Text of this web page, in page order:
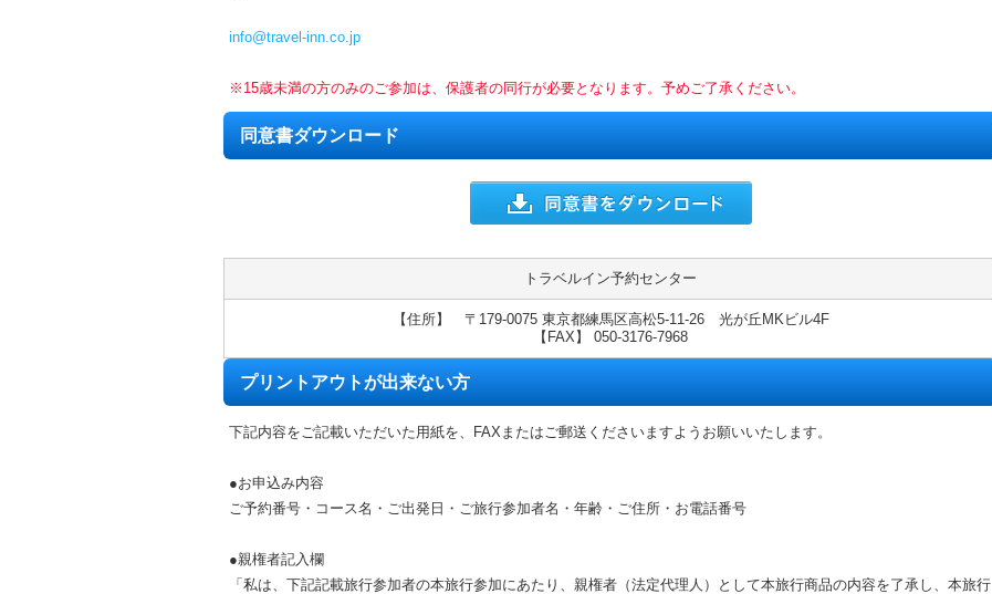
info@travel-inn.co.jp
※15歳未満の方のみのご参加は、保護者の同行が必要となります。予めご了承ください。
同意書ダウンロード
トラベルイン予約センター
【住所】 〒179-0075 東京都練馬区高松5-11-26 光が丘MKビル4F
【FAX】 050-3176-7968
プリントアウトが出来ない方
下記内容をご記載いただいた用紙を、FAXまたはご郵送くださいますようお願いいたします。
●お申込み内容
ご予約番号・コース名・ご出発日・ご旅行参加者名・年齢・ご住所・お電話番号
●親権者記入欄
「私は、下記記載旅行参加者の本旅行参加にあたり、親権者（法定代理人）として本旅行商品の内容を了承し、本旅行